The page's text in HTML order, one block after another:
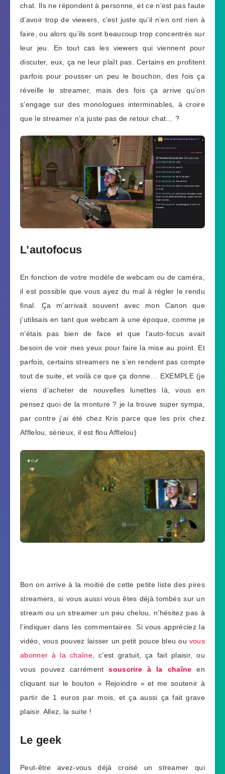
chat. Ils ne répondent à personne, et ce n’est pas faute
d’avoir trop de viewers, c’est juste qu’il n’en ont rien à
faire, ou alors qu’ils sont beaucoup trop concentrés sur
leur jeu. En tout cas les viewers qui viennent pour
discuter, eux, ça ne leur plaît pas. Certains en profitent
parfois pour pousser un peu le bouchon, des fois ça
réveille le streamer, mais des fois ça arrive qu’on
s’engage sur des monologues interminables, à croire
que le streamer n’a juste pas de retour chat… ?
L’autofocus
En fonction de votre modèle de webcam ou de caméra,
il est possible que vous ayez du mal à régler le rendu
final. Ça m’arrivait souvent avec mon Canon que
j’utilisais en tant que webcam à une époque, comme je
n’étais pas bien de face et que l’auto-focus avait
besoin de voir mes yeux pour faire la mise au point. Et
parfois, certains streamers ne s’en rendent pas compte
tout de suite, et voilà ce que ça donne… EXEMPLE (je
viens d’acheter de nouvelles lunettes là, vous en
pensez quoi de la monture ? je la trouve super sympa,
par contre j’ai été chez Kris parce que les prix chez
Afflelou, sérieux, il est flou Afflelou)
Bon on arrive à la moitié de cette petite liste des pires
streamers, si vous aussi vous êtes déjà tombés sur un
stream ou un streamer un peu chelou, n’hésitez pas à
l’indiquer dans les commentaires. Si vous appréciez la
vidéo, vous pouvez laisser un petit pouce bleu ou vous
abonner à la chaîne, c’est gratuit, ça fait plaisir, ou
vous pouvez carrémentsouscrire à la chaîne en
cliquant sur le bouton « Rejoindre » et me soutenir à
partir de 1 euros par mois, et ça aussi ça fait grave
plaisir. Allez, la suite !
Le geek
Peut-être avez-vous déjà croisé un streamer qui